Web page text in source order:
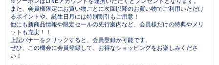
また、会員様限定にお買い物ごとに次回以降のお買い物でご利用いただけ
るポイントや、誕生日月には特別割引もご用意！
他にも新商品情報や限定セールの先行案内など、会員様だけの特典やメリ
ットも充実！！
上記バナーをクリックすると、会員登録が可能です。
ぜひ、この機会に会員登録して、お得なショッピングをお楽しみくださ
い！